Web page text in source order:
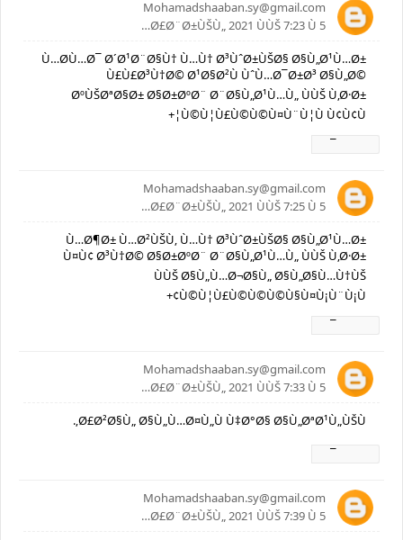
Mohamadshaaban.sy@gmail.com
5 Ø£Ø¨Ø±ÙŠÙ„ 2021 ÙÙŠ 7:23 Ù…
Ù…Ø­Ù…Ø¯ Ø´Ø¹Ø¨Ø§Ù† Ù…Ù† Ø³ÙˆØ±ÙŠØ§ Ø§Ù„Ø¹Ù…Ø±
Ù£Ù£Ø³Ù†Ø© Ø¹Ø§Ø²Ù ÙˆÙ…Ø¯Ø±Ø³ Ø§Ù„Ø©
ØºÙŠØªØ§Ø± Ø§Ø±ØºØ¨ Ø¨Ø§Ù„Ø¹Ù…Ù„ ÙÙŠ Ù‚Ø·Ø±
Ù©Ù¦Ù£Ù©Ù©Ù¤Ù¨Ù¦Ù Ù¢Ù¢Ù¦+
Mohamadshaaban.sy@gmail.com
5 Ø£Ø¨Ø±ÙŠÙ„ 2021 ÙÙŠ 7:25 Ù…
Ù…Ø¶Ø± Ù…Ø²ÙŠÙ‚ Ù…Ù† Ø³ÙˆØ±ÙŠØ§ Ø§Ù„Ø¹Ù…Ø±
Ù¤Ù¢ Ø³Ù†Ø© Ø§Ø±ØºØ¨ Ø¨Ø§Ù„Ø¹Ù…Ù„ ÙÙŠ Ù‚Ø·Ø±
ÙÙŠ Ø§Ù„Ù…Ø¬Ø§Ù„ Ø§Ù„Ø§Ù…Ù†ÙŠ
Ù©Ù¦Ù£Ù©Ù©Ù©Ù§Ù¤Ù¡Ù¨Ù¡Ù¢+
Mohamadshaaban.sy@gmail.com
5 Ø£Ø¨Ø±ÙŠÙ„ 2021 ÙÙŠ 7:33 Ù…
Ø£Ø²Ø§Ù„ Ø§Ù„Ù…Ø¤Ù„Ù Ù‡Ø°Ø§ Ø§Ù„ØªØ¹Ù„ÙŠÙ‚.
Mohamadshaaban.sy@gmail.com
5 Ø£Ø¨Ø±ÙŠÙ„ 2021 ÙÙŠ 7:39 Ù…